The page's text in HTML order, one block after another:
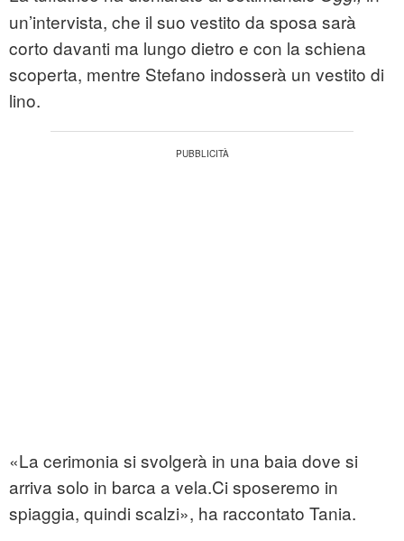
un’intervista, che il suo vestito da sposa sarà
corto davanti ma lungo dietro e con la schiena
scoperta, mentre Stefano indosserà un vestito di
lino.
«La cerimonia si svolgerà in una baia dove si
arriva solo in barca a vela.Ci sposeremo in
spiaggia, quindi scalzi», ha raccontato Tania.